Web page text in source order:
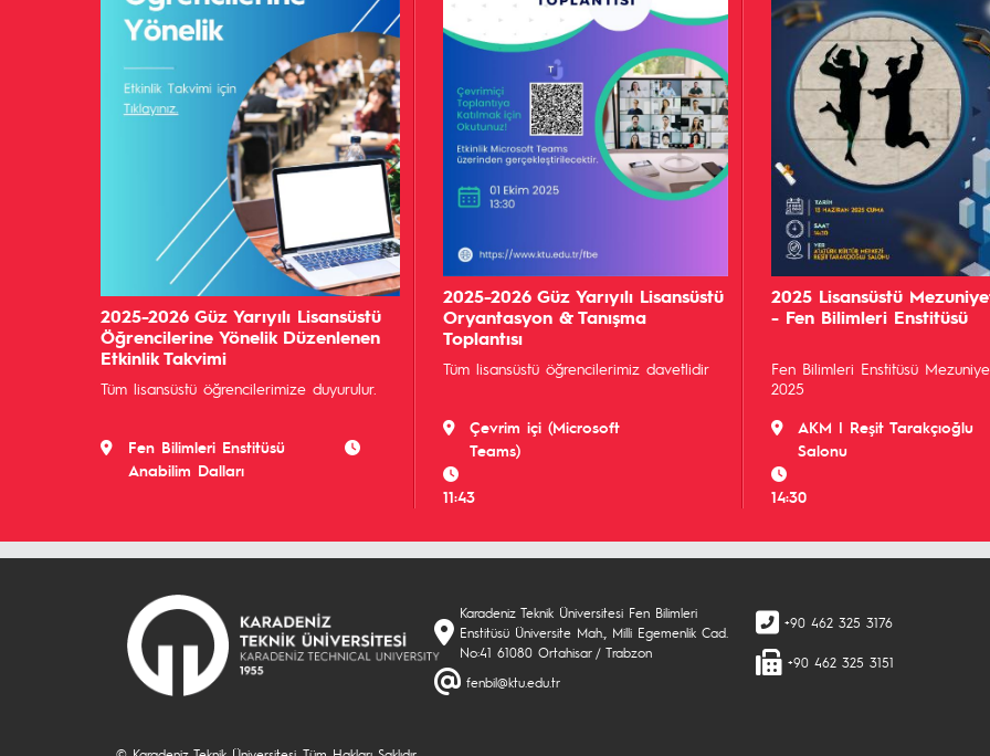
2025-2026 Güz Yarıyılı Lisansüstü
Öğrencilerine Yönelik Düzenlenen
Etkinlik Takvimi
Tüm lisansüstü öğrencilerimize duyurulur.
Fen Bilimleri Enstitüsü
Anabilim Dalları
2025-2026 Güz Yarıyılı Lisansüstü
Oryantasyon & Tanışma
Toplantısı
Tüm lisansüstü öğrencilerimiz davetlidir
Çevrim içi (Microsoft
Teams)
11:43
2025 Lisansüstü
- Fen Bilimleri Enstitüsü
Fen Bilimleri Enstitüsü
2025
AKM | Reşit Tarakçıoğlu
Salonu
14:30
Karadeniz Teknik Üniversitesi Fen Bilimleri
Enstitüsü Üniversite Mah., Milli Egemenlik Cad.
No:41 61080 Ortahisar / Trabzon
fenbil@ktu.edu.tr
+90 462 325 3176
+90 462 325 3151